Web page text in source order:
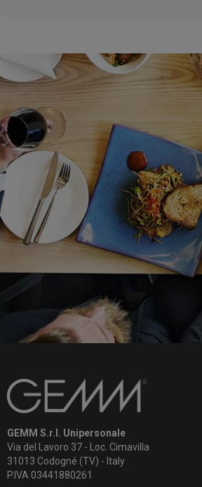
GEMM S.r.l. Unipersonale
Via del Lavoro 37 - Loc. Cimavilla
31013 Codogné (TV) - Italy
P.IVA 03441880261